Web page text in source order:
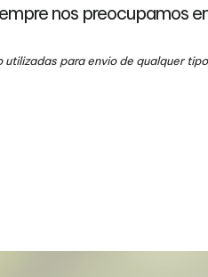
nos preocupamos
para envio de qualquer